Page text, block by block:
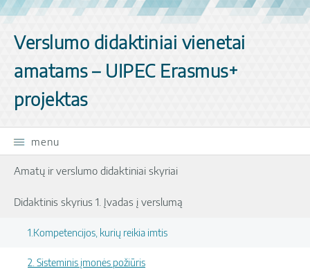
Verslumo didaktiniai vienetai
amatams – UIPEC Erasmus+
projektas
menu
Amatų ir verslumo didaktiniai skyriai
Didaktinis skyrius 1. Įvadas į verslumą
1.Kompetencijos, kurių reikia imtis
2. Sisteminis įmonės požiūris